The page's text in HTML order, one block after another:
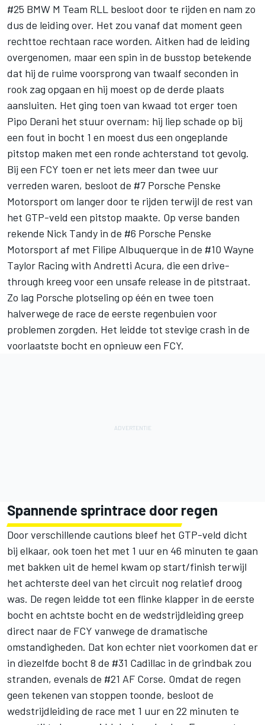
#25 BMW M Team RLL besloot door te rijden en nam zo
dus de leiding over. Het zou vanaf dat moment geen
rechttoe rechtaan race worden. Aitken had de leiding
overgenomen, maar een spin in de busstop betekende
dat hij de ruime voorsprong van twaalf seconden in
rook zag opgaan en hij moest op de derde plaats
aansluiten. Het ging toen van kwaad tot erger toen
Pipo Derani het stuur overnam: hij liep schade op bij
een fout in bocht 1 en moest dus een ongeplande
pitstop maken met een ronde achterstand tot gevolg.
Bij een FCY toen er net iets meer dan twee uur
verreden waren, besloot de #7 Porsche Penske
Motorsport om langer door te rijden terwijl de rest van
het GTP-veld een pitstop maakte. Op verse banden
rekende Nick Tandy in de #6 Porsche Penske
Motorsport af met Filipe Albuquerque in de #10 Wayne
Taylor Racing with Andretti Acura, die een drive-
through kreeg voor een unsafe release in de pitstraat.
Zo lag Porsche plotseling op één en twee toen
halverwege de race de eerste regenbuien voor
problemen zorgden. Het leidde tot stevige crash in de
voorlaatste bocht en opnieuw een FCY.
Spannende sprintrace door regen
Door verschillende cautions bleef het GTP-veld dicht
bij elkaar, ook toen het met 1 uur en 46 minuten te gaan
met bakken uit de hemel kwam op start/finish terwijl
het achterste deel van het circuit nog relatief droog
was. De regen leidde tot een flinke klapper in de eerste
bocht en achtste bocht en de wedstrijdleiding greep
direct naar de FCY vanwege de dramatische
omstandigheden. Dat kon echter niet voorkomen dat er
in diezelfde bocht 8 de #31 Cadillac in de grindbak zou
stranden, evenals de #21 AF Corse. Omdat de regen
geen tekenen van stoppen toonde, besloot de
wedstrijdleiding de race met 1 uur en 22 minuten te